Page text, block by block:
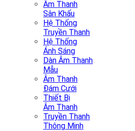
Âm Thanh
Sân Khấu
Hệ Thống
Truyền Thanh
Hệ Thống
Ánh Sáng
Dàn Âm Thanh
Mẫu
Âm Thanh
Đám Cưới
Thiết Bị
Âm Thanh
Truyền Thanh
Thông Minh